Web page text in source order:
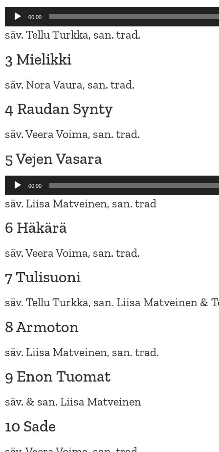
Äänitoistin
00:00
säv. Tellu Turkka, san. trad.
3 Mielikki
säv. Nora Vaura, san. trad.
4 Raudan Synty
säv. Veera Voima, san. trad.
5 Vejen Vasara
Äänitoistin
00:00
säv. Liisa Matveinen, san. trad
6 Häkärä
säv. Veera Voima, san. trad.
7 Tulisuoni
säv. Tellu Turkka, san. Liisa Matveinen &
8 Armoton
säv. Liisa Matveinen, san. trad.
9 Enon Tuomat
säv. & san. Liisa Matveinen
10 Sade